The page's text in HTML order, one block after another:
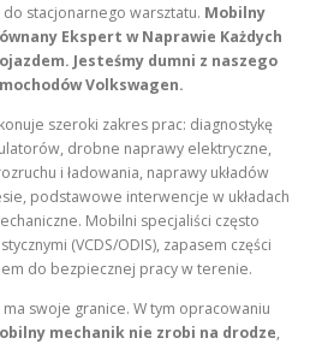
stacjonarnego warsztatu. Mobilny
Ekspert w Naprawie Każdych
Jesteśmy dumni z naszego
Volkswagen.
szeroki zakres prac: diagnostykę
drobne naprawy elektryczne,
i ładowania, naprawy układów
podstawowe interwencje w układach
Mobilni specjaliści często
(VCDS/ODIS), zapasem części
do bezpiecznej pracy w terenie.
ma swoje granice. W tym opracowaniu
mechanik nie zrobi na drodze,